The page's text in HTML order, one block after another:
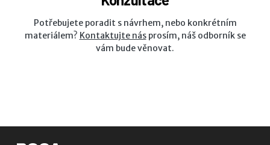
Potřebujete poradit s návrhem, nebo konkrétním
materiálem? Kontaktujte násprosím, náš odborník se
vám bude věnovat.